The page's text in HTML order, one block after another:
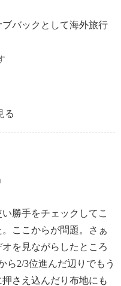
バックとして海外旅行
る
勝手をチェックしてこ
ここからが問題。さぁ
を見ながらしたところ
ら2/3位進んだ辺りでもう
さえ込んだり布地にも